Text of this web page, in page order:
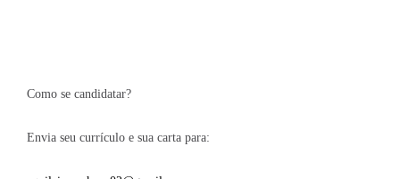
Como se candidatar?
Envia seu currículo e sua carta para: